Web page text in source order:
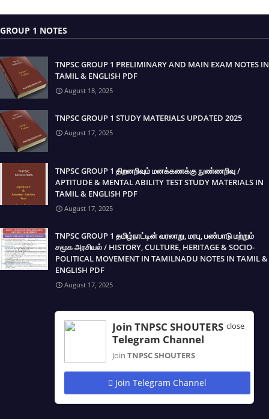
GROUP 1 NOTES
TNPSC GROUP 1 PRELIMINARY AND MAIN EXAM NOTES IN
TAMIL & ENGLISH PDF
August 18, 2025
TNPSC GROUP 1 STUDY MATERIALS UPDATED 2025
August 17, 2025
TNPSC GROUP 1 திறனறிவும் மனக்கணக்கு நுண்ணறிவு /
APTITUDE & MENTAL ABILITY TEST STUDY MATERIALS IN
TAMIL & ENGLISH PDF
August 17, 2025
TNPSC GROUP 1 தமிழ்நாட்டின் வரலாறு, மரபு, பண்பாடு மற்றும்
சமூக அரசியல் / HISTORY, CULTURE, HERITAGE & SOCIO-
POLITICAL MOVEMENT IN TAMILNADU NOTES IN TAMIL &
ENGLISH PDF
August 17, 2025
close
Join TNPSC SHOUTERS
Telegram Channel
Join TNPSC SHOUTERS
Join Telegram Channel